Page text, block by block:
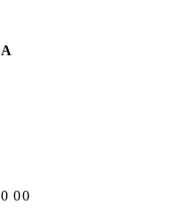
А
0 00